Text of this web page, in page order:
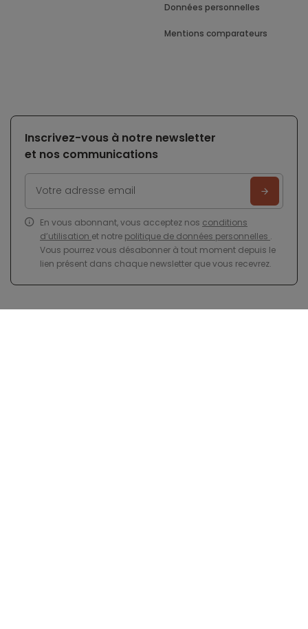
Données personnelles
Mentions comparateurs
Inscrivez-vous à notre newsletter
et nos communications
En vous abonnant, vous acceptez nos conditions
d’utilisation et notre politique de données personnelles .
Vous pourrez vous désabonner à tout moment depuis le
lien présent dans chaque newsletter que vous recevrez.